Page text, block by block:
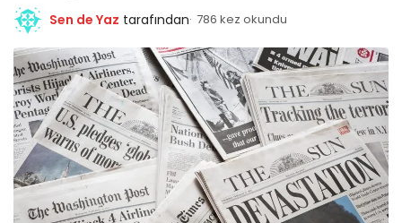
Sen de Yaz tarafından 786 kez okundu